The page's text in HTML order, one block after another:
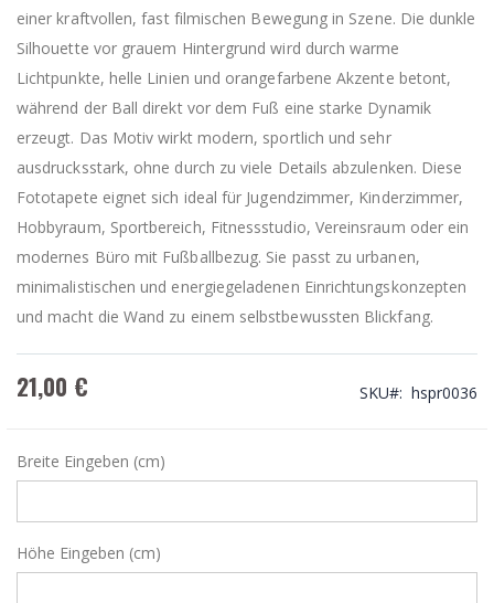
einer kraftvollen, fast filmischen Bewegung in Szene. Die dunkle
Silhouette vor grauem Hintergrund wird durch warme
Lichtpunkte, helle Linien und orangefarbene Akzente betont,
während der Ball direkt vor dem Fuß eine starke Dynamik
erzeugt. Das Motiv wirkt modern, sportlich und sehr
ausdrucksstark, ohne durch zu viele Details abzulenken. Diese
Fototapete eignet sich ideal für Jugendzimmer, Kinderzimmer,
Hobbyraum, Sportbereich, Fitnessstudio, Vereinsraum oder ein
modernes Büro mit Fußballbezug. Sie passt zu urbanen,
minimalistischen und energiegeladenen Einrichtungskonzepten
und macht die Wand zu einem selbstbewussten Blickfang.
21,00 € SKU hspr0036
Breite Eingeben (cm)
Höhe Eingeben (cm)